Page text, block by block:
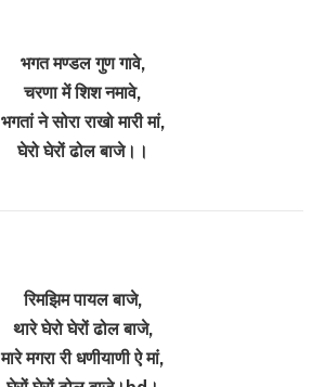
भगत मण्डल गुण गावे,
चरणा में शिश नमावे,
भगतां ने सोरा राखो मारी मां,
घेरो घेरों ढोल बाजे।।
रिमझिम पायल बाजे,
थारे घेरो घेरों ढोल बाजे,
मारे मगरा री धणीयाणी ऐ मां,